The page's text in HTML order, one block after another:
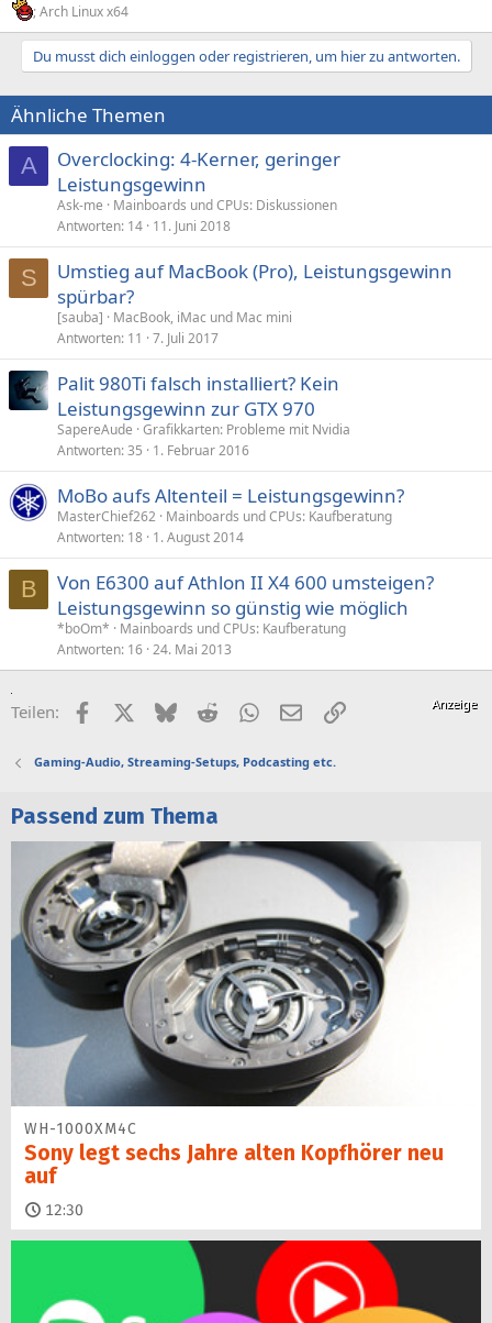
; Arch Linux x64
Du musst dich einloggen oder registrieren, um hier zu antworten.
Ähnliche Themen
A
Overclocking: 4-Kerner, geringer
Leistungsgewinn
Ask-me
Mainboards und CPUs: Diskussionen
Antworten 14 11. Juni 2018
S
Umstieg auf MacBook (Pro), Leistungsgewinn
spürbar?
[sauba]
MacBook, iMac und Mac mini
Antworten 11 7. Juli 2017
Palit 980Ti falsch installiert? Kein
Leistungsgewinn zur GTX 970
SapereAude Grafikkarten: Probleme mit Nvidia
Antworten 35 1. Februar 2016
MoBo aufs Altenteil = Leistungsgewinn?
MasterChief262 Mainboards und CPUs: Kaufberatung
Antworten 18 1. August 2014
B
Von E6300 auf Athlon II X4 600 umsteigen?
Leistungsgewinn so günstig wie möglich
*boOm*
Mainboards und CPUs: Kaufberatung
Antworten 16 24. Mai 2013
Teilen: FacebookX (Twitter)
BlueskyRedditWhatsApp
E-MailLink
Gaming-Audio, Streaming-Setups, Podcasting etc.
Passend zum Thema
WH-1000XM4C
Sony legt sechs Jahre alten Kopfhörer neu
auf
12:30